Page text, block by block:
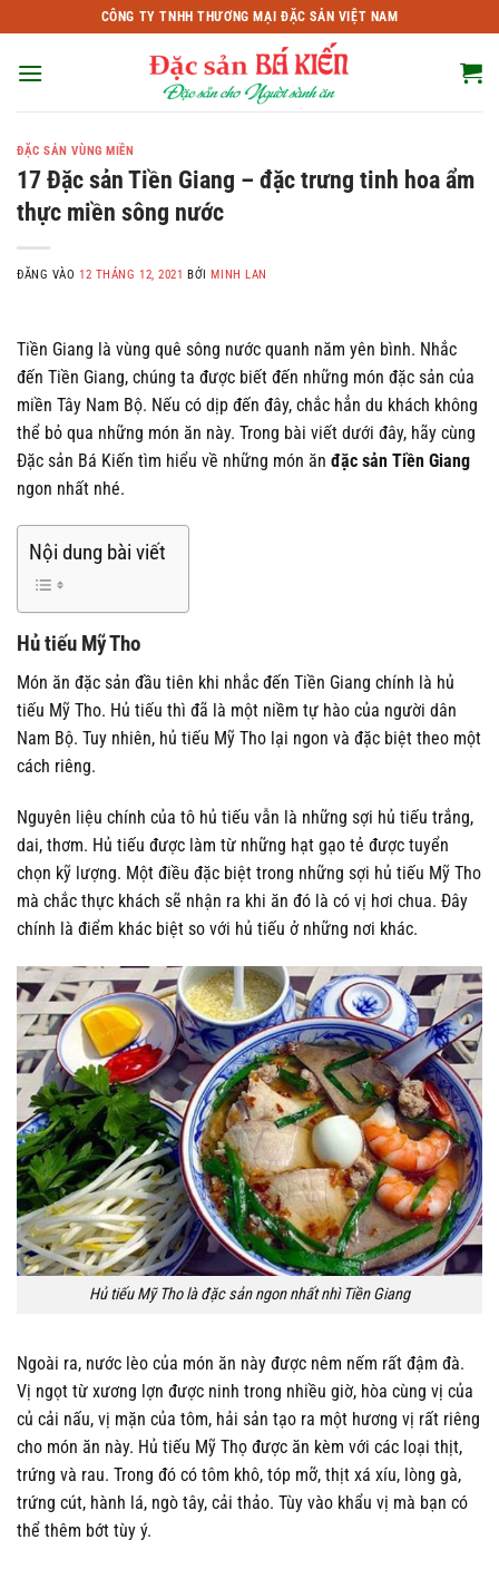
qua
nội
CÔNG TY TNHH THƯƠNG MẠI ĐẶC SẢN VIỆT NAM
ĐẶC SẢN VÙNG MIỀN
17 Đặc sản Tiền Giang – đặc trưng tinh hoa ẩm
thực miền sông nước
ĐĂNG VÀO12 THÁNG 12, 2021 BỞIMINH LAN
Tiền Giang là vùng quê sông nước quanh năm yên bình. Nhắc
đến Tiền Giang, chúng ta được biết đến những món đặc sản của
miền Tây Nam Bộ. Nếu có dịp đến đây, chắc hẳn du khách không
thể bỏ qua những món ăn này. Trong bài viết dưới đây, hãy cùng
Đặc sản Bá Kiến tìm hiểu về những món ăn đặc sản Tiền Giang
ngon nhất nhé.
Nội dung bài viết
Hủ tiếu Mỹ Tho
Món ăn đặc sản đầu tiên khi nhắc đến Tiền Giang chính là hủ
tiếu Mỹ Tho. Hủ tiếu thì đã là một niềm tự hào của người dân
Nam Bộ. Tuy nhiên, hủ tiếu Mỹ Tho lại ngon và đặc biệt theo một
cách riêng.
Nguyên liệu chính của tô hủ tiếu vẫn là những sợi hủ tiếu trắng,
dai, thơm. Hủ tiếu được làm từ những hạt gạo tẻ được tuyển
chọn kỹ lượng. Một điều đặc biệt trong những sợi hủ tiếu Mỹ Tho
mà chắc thực khách sẽ nhận ra khi ăn đó là có vị hơi chua. Đây
chính là điểm khác biệt so với hủ tiếu ở những nơi khác.
Hủ tiếu Mỹ Tho là đặc sản ngon nhất nhì Tiền Giang
Ngoài ra, nước lèo của món ăn này được nêm nếm rất đậm đà.
Vị ngọt từ xương lợn được ninh trong nhiều giờ, hòa cùng vị của
củ cải nấu, vị mặn của tôm, hải sản tạo ra một hương vị rất riêng
cho món ăn này. Hủ tiếu Mỹ Thọ được ăn kèm với các loại thịt,
trứng và rau. Trong đó có tôm khô, tóp mỡ, thịt xá xíu, lòng gà,
trứng cút, hành lá, ngò tây, cải thảo. Tùy vào khẩu vị mà bạn có
thể thêm bớt tùy ý.